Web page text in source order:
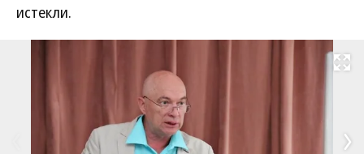
истекли.
Развернуть